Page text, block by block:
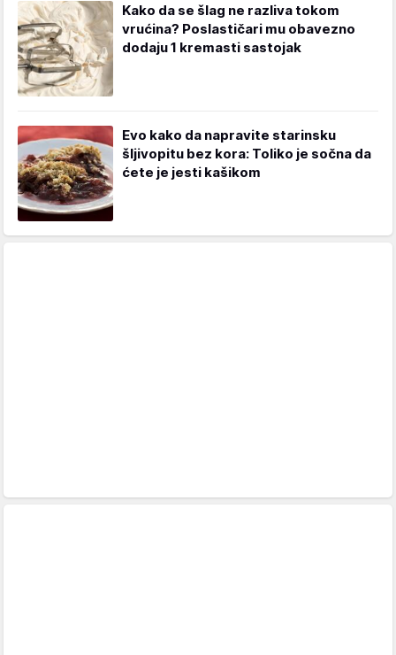
Kako da se šlag ne razliva tokom
vrućina? Poslastičari mu obavezno
dodaju 1 kremasti sastojak
Evo kako da napravite starinsku
šljivopitu bez kora: Toliko je sočna da
ćete je jesti kašikom